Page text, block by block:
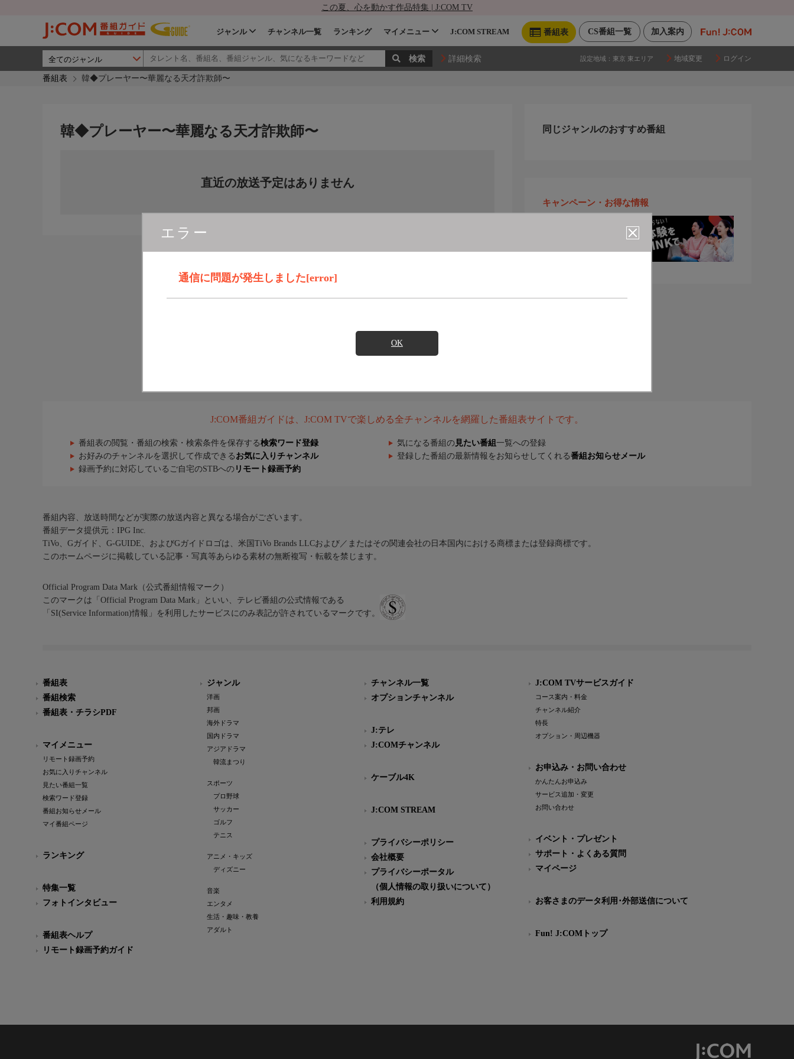
この夏、心を動かす作品特集 | J:COM TV
加入案内
CS番組一覧
番組表
ジャンル チャンネル一覧 ランキング マイメニュー J:COM STREAM
詳細検索 設定地域： 東京 東エリア 地域変更 ログイン
番組表 韓◆プレーヤー〜華麗なる天才詐欺師〜
エラー
通信に問題が発生しました[error]
OK
韓◆プレーヤー〜華麗なる天才詐欺師〜
直近の放送予定はありません
同じジャンルのおすすめ番組
キャンペーン・お得な情報
J:COM番組ガイドは、J:COM TVで楽しめる全チャンネルを網羅した番組表サイトです。
番組表の閲覧・番組の検索・検索条件を保存する検索ワード登録 気になる番組の 見たい番組 一覧への登録
お好みのチャンネルを選択して作成できる お気に入りチャンネル 登録した番組の最新情報をお知らせしてくれる番組お知らせメール
録画予約に対応しているご自宅のSTBへの リモート録画予約
番組内容、放送時間などが実際の放送内容と異なる場合がございます。
番組データ提供元：IPG Inc.
TiVo、Gガイド、G-GUIDE、およびGガイドロゴは、米国TiVo Brands LLCおよび／またはその関連会社の日本国内における商標または登録商標です。
このホームページに掲載している記事・写真等あらゆる素材の無断複写・転載を禁じます。
Official Program Data Mark（公式番組情報マーク）
このマークは「Official Program Data Mark」といい、テレビ番組の公式情報である
「SI(Service Information)情報」を利用したサービスにのみ表記が許されているマークです。
番組表
番組検索
番組表・チラシPDF
マイメニュー
リモート録画予約
お気に入りチャンネル
見たい番組一覧
検索ワード登録
番組お知らせメール
マイ番組ページ
ランキング
特集一覧
フォトインタビュー
番組表ヘルプ
リモート録画予約ガイド
ジャンル
洋画
邦画
海外ドラマ
国内ドラマ
アジアドラマ
韓流まつり
スポーツ
プロ野球
サッカー
ゴルフ
テニス
アニメ・キッズ
ディズニー
音楽
エンタメ
生活・趣味・教養
アダルト
チャンネル一覧
オプションチャンネル
J:テレ
J:COMチャンネル
ケーブル4K
J:COM STREAM
プライバシーポリシー
会社概要
プライバシーポータル
（個人情報の取り扱いについて）
利用規約
J:COM TVサービスガイド
コース案内・料金
チャンネル紹介
特長
オプション・周辺機器
お申込み・お問い合わせ
かんたんお申込み
サービス追加・変更
お問い合わせ
イベント・プレゼント
サポート・よくある質問
マイページ
お客さまのデータ利用･外部送信について
Fun! J:COMトップ